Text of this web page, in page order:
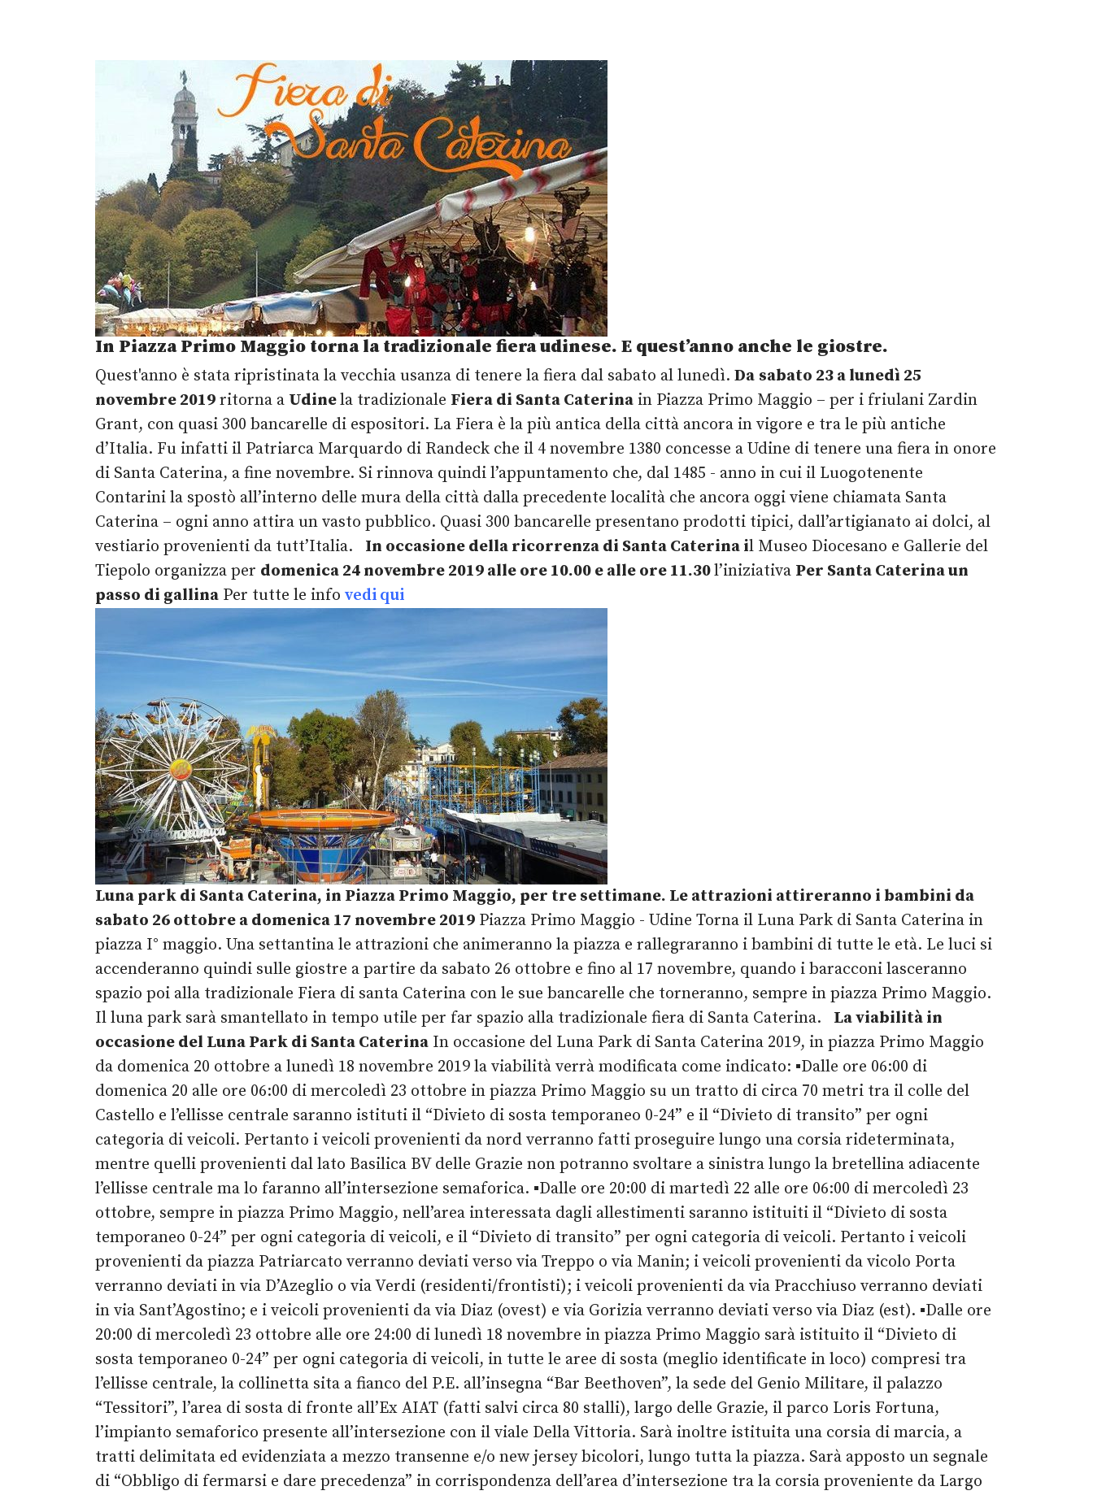
In Piazza Primo Maggio torna la tradizionale fiera udinese. E quest’anno anche le giostre.
Quest'anno è stata ripristinata la vecchia usanza di tenere la fiera dal sabato al lunedì. Da sabato 23 a lunedì 25
novembre 2019 ritorna a Udinela tradizionale Fiera di Santa Caterina in Piazza Primo Maggio – per i friulani Zardin
Grant, con quasi 300 bancarelle di espositori. La Fiera è la più antica della città ancora in vigore e tra le più antiche
d’Italia. Fu infatti il Patriarca Marquardo di Randeck che il 4 novembre 1380 concesse a Udine di tenere una fiera in onore
di Santa Caterina, a fine novembre. Si rinnova quindi l’appuntamento che, dal 1485 - anno in cui il Luogotenente
Contarini la spostò all’interno delle mura della città dalla precedente località che ancora oggi viene chiamata Santa
Caterina – ogni anno attira un vasto pubblico. Quasi 300 bancarelle presentano prodotti tipici, dall’artigianato ai dolci, al
vestiario provenienti da tutt’Italia. In occasione della ricorrenza di Santa Caterina il Museo Diocesano e Gallerie del
Tiepolo organizza per domenica 24 novembre 2019 alle ore 10.00 e alle ore 11.30l’iniziativa Per Santa Caterina un
passo di gallina Per tutte le info vedi qui
Luna park di Santa Caterina, in Piazza Primo Maggio, per tre settimane. Le attrazioni attireranno i bambini da
sabato 26 ottobre a domenica 17 novembre 2019 Piazza Primo Maggio - Udine Torna il Luna Park di Santa Caterina in
piazza I° maggio. Una settantina le attrazioni che animeranno la piazza e rallegraranno i bambini di tutte le età. Le luci si
accenderanno quindi sulle giostre a partire da sabato 26 ottobre e fino al 17 novembre, quando i baracconi lasceranno
spazio poi alla tradizionale Fiera di santa Caterina con le sue bancarelle che torneranno, sempre in piazza Primo Maggio.
Il luna park sarà smantellato in tempo utile per far spazio alla tradizionale fiera di Santa Caterina. La viabilità in
occasione del Luna Park di Santa Caterina In occasione del Luna Park di Santa Caterina 2019, in piazza Primo Maggio
da domenica 20 ottobre a lunedì 18 novembre 2019 la viabilità verrà modificata come indicato: ▪️Dalle ore 06:00 di
domenica 20 alle ore 06:00 di mercoledì 23 ottobre in piazza Primo Maggio su un tratto di circa 70 metri tra il colle del
Castello e l’ellisse centrale saranno istituti il “Divieto di sosta temporaneo 0-24” e il “Divieto di transito” per ogni
categoria di veicoli. Pertanto i veicoli provenienti da nord verranno fatti proseguire lungo una corsia rideterminata,
mentre quelli provenienti dal lato Basilica BV delle Grazie non potranno svoltare a sinistra lungo la bretellina adiacente
l’ellisse centrale ma lo faranno all’intersezione semaforica. ▪️Dalle ore 20:00 di martedì 22 alle ore 06:00 di mercoledì 23
ottobre, sempre in piazza Primo Maggio, nell’area interessata dagli allestimenti saranno istituiti il “Divieto di sosta
temporaneo 0-24” per ogni categoria di veicoli, e il “Divieto di transito” per ogni categoria di veicoli. Pertanto i veicoli
provenienti da piazza Patriarcato verranno deviati verso via Treppo o via Manin; i veicoli provenienti da vicolo Porta
verranno deviati in via D’Azeglio o via Verdi (residenti/frontisti); i veicoli provenienti da via Pracchiuso verranno deviati
in via Sant’Agostino; e i veicoli provenienti da via Diaz (ovest) e via Gorizia verranno deviati verso via Diaz (est). ▪️Dalle ore
20:00 di mercoledì 23 ottobre alle ore 24:00 di lunedì 18 novembre in piazza Primo Maggio sarà istituito il “Divieto di
sosta temporaneo 0-24” per ogni categoria di veicoli, in tutte le aree di sosta (meglio identificate in loco) compresi tra
l’ellisse centrale, la collinetta sita a fianco del P.E. all’insegna “Bar Beethoven”, la sede del Genio Militare, il palazzo
“Tessitori”, l’area di sosta di fronte all’Ex AIAT (fatti salvi circa 80 stalli), largo delle Grazie, il parco Loris Fortuna,
l’impianto semaforico presente all’intersezione con il viale Della Vittoria. Sarà inoltre istituita una corsia di marcia, a
tratti delimitata ed evidenziata a mezzo transenne e/o new jersey bicolori, lungo tutta la piazza. Sarà apposto un segnale
di “Obbligo di fermarsi e dare precedenza” in corrispondenza dell’area d’intersezione tra la corsia proveniente da Largo